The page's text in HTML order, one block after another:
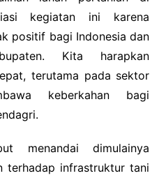
kegiatan ini karena
positif bagi Indonesia dan
Kita harapkan
terutama pada sektor
keberkahan bagi
menandai dimulainya
terhadap infrastruktur tani